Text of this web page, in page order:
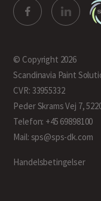
© Copyright 2026
Scandinavia Paint
CVR: 33955332
Peder Skrams Vej 7,
Telefon: +45 69898100
Mail: sps@sps-dk.com
Handelsbetingelser